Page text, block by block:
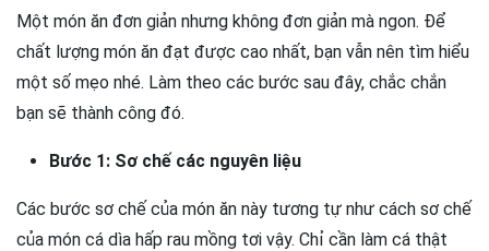
Một món ăn đơn giản nhưng không đơn giản mà ngon. Để
chất lượng món ăn đạt được cao nhất, bạn vẫn nên tìm hiểu
một số mẹo nhé. Làm theo các bước sau đây, chắc chắn
bạn sẽ thành công đó.
Bước 1: Sơ chế các nguyên liệu
Các bước sơ chế của món ăn này tương tự như cách sơ chế
của món cá dìa hấp rau mồng tơi vậy. Chỉ cần làm cá thật